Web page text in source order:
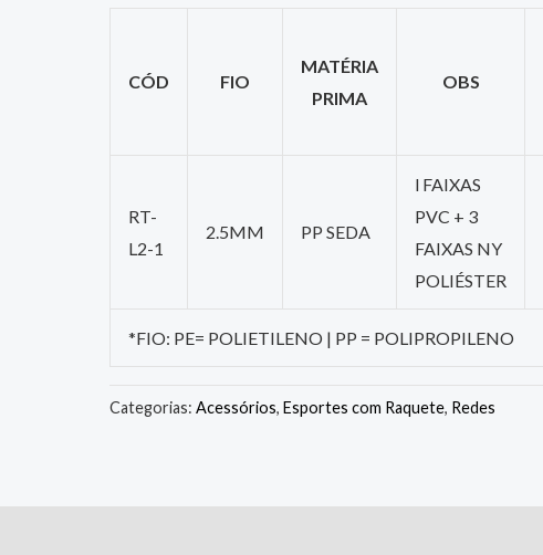
CÓD FIO
MATÉRIA
PRIMA
OBS
RT-
L2-1
2.5MM PP SEDA
l FAIXAS
PVC + 3
FAIXAS NY
POLIÉSTER
*FIO: PE= POLIETILENO | PP = POLIPROPILENO
Categorias: Acessórios, Esportes com Raquete, Redes